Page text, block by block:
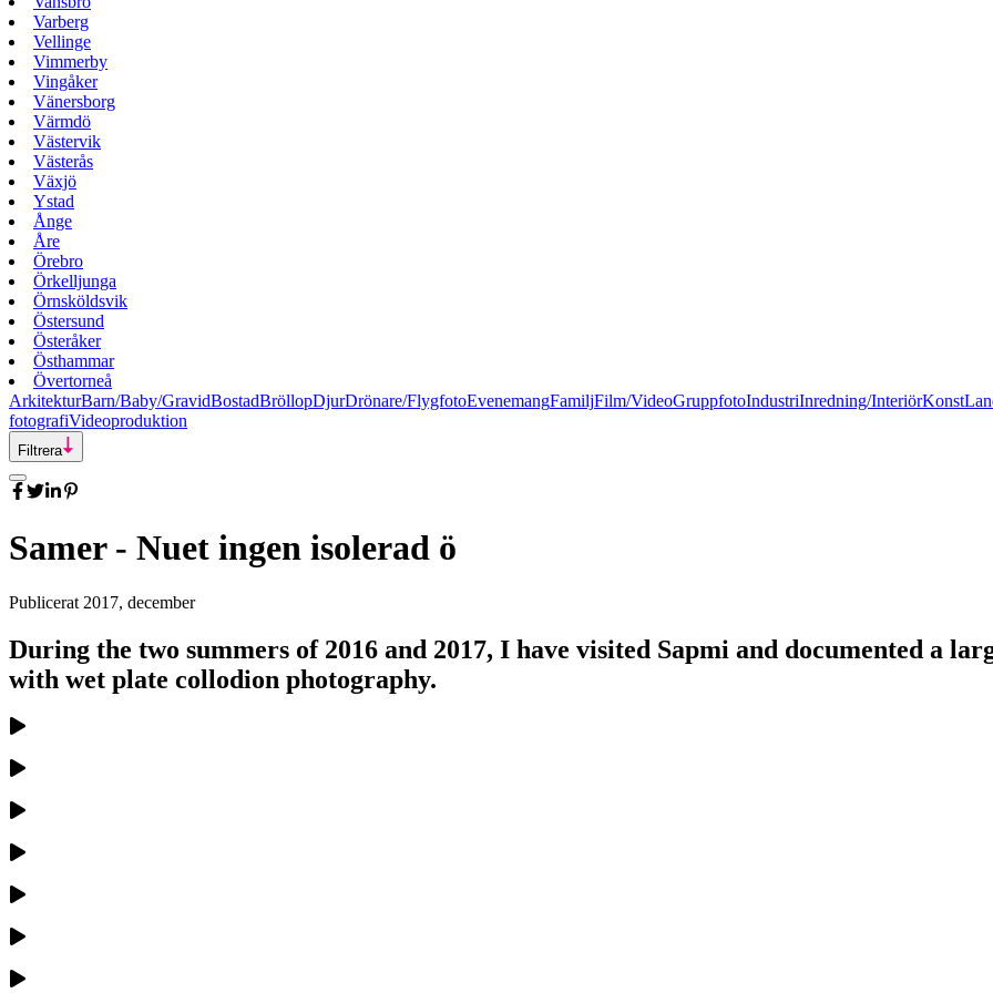
Varberg
Vellinge
Vimmerby
Vingåker
Vänersborg
Värmdö
Västervik
Västerås
Växjö
Ystad
Ånge
Åre
Örebro
Örkelljunga
Örnsköldsvik
Östersund
Österåker
Östhammar
Övertorneå
ArkitekturBarn/Baby/GravidBostadBröllopDjurDrönare/FlygfotoEvenemangFamiljFilm/VideoGruppfotoIndustriInredning/InteriörKonst
fotografiVideoproduktion
Filtrera
Samer - Nuet ingen isolerad ö
Publicerat 2017, december
During the two summers of 2016 and 2017, I have visited Sapmi and documented a
with wet plate collodion photography.